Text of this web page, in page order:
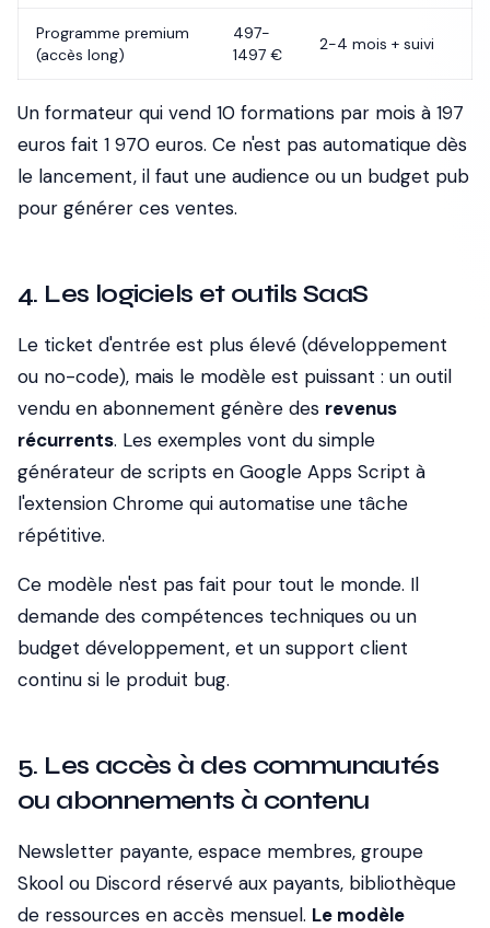
Programme premium
(accès long)
497-
1497 €
2-4 mois + suivi
Un formateur qui vend 10 formations par mois à 197
euros fait 1 970 euros. Ce n'est pas automatique dès
le lancement, il faut une audience ou un budget pub
pour générer ces ventes.
4. Les logiciels et outils SaaS
Le ticket d'entrée est plus élevé (développement
ou no-code), mais le modèle est puissant : un outil
vendu en abonnement génère des revenus
récurrents. Les exemples vont du simple
générateur de scripts en Google Apps Script à
l'extension Chrome qui automatise une tâche
répétitive.
Ce modèle n'est pas fait pour tout le monde. Il
demande des compétences techniques ou un
budget développement, et un support client
continu si le produit bug.
5. Les accès à des communautés
ou abonnements à contenu
Newsletter payante, espace membres, groupe
Skool ou Discord réservé aux payants, bibliothèque
de ressources en accès mensuel. Le modèle